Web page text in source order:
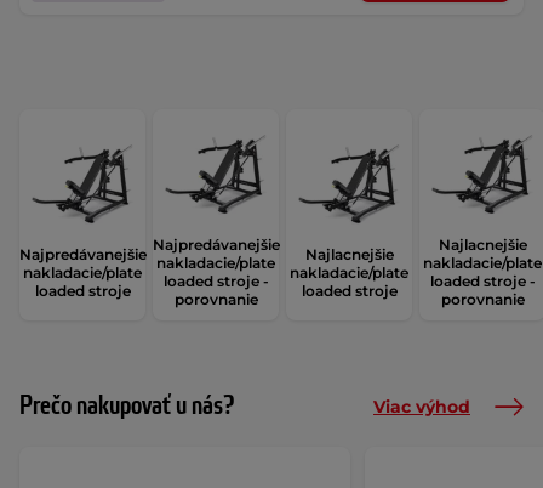
Najpredávanejšie
nakladacie/plate
loaded stroje
Najpredávanejšie
nakladacie/plate
loaded stroje -
porovnanie
Najlacnejšie
nakladacie/plate
loaded stroje
Najlacnejšie
nakladacie/plate
loaded stroje -
porovnanie
Prečo nakupovať u nás? Viac výhod